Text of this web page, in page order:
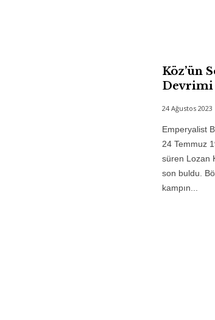
Köz’ün
Devrimi
24 Ağustos 2023
Emperyalist
24 Temmuz
süren Lozan
son buldu.
kampın...